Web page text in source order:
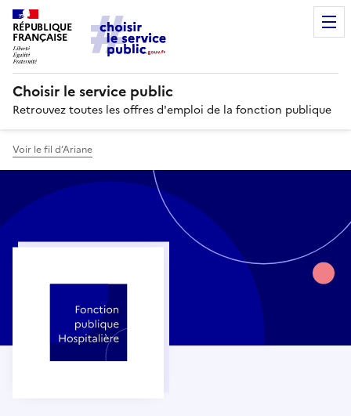
RÉPUBLIQUE
FRANÇAISE
Choisir le service public
Retrouvez toutes les offres d'emploi de la fonction publique
Voir le fil d’Ariane